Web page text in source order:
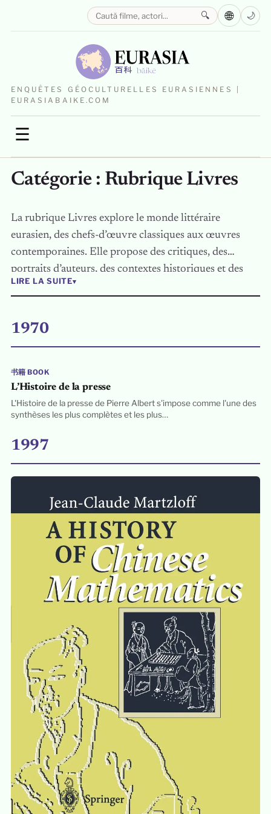
ENQUÊTES GÉOCULTURELLES EURASIENNES |
EURASIABAIKE.COM
☰
🔍 🌐 🌙
Catégorie : Rubrique Livres
La rubrique Livres explore le monde littéraire
eurasien, des chefs-d’œuvre classiques aux œuvres
contemporaines. Elle propose des critiques, des
portraits d’auteurs, des contextes historiques et des
analyses qui relient la littérature aux dimensions
Les lecteurs découvrent ainsi comment la littérature
reflète et façonne les sociétés eurasiennes à travers le
LIRE LA SUITE▾
1970
书籍 BOOK
L’Histoire de la presse
L'Histoire de la presse de Pierre Albert s'impose comme l'une des
synthèses les plus complètes et les plus…
1997